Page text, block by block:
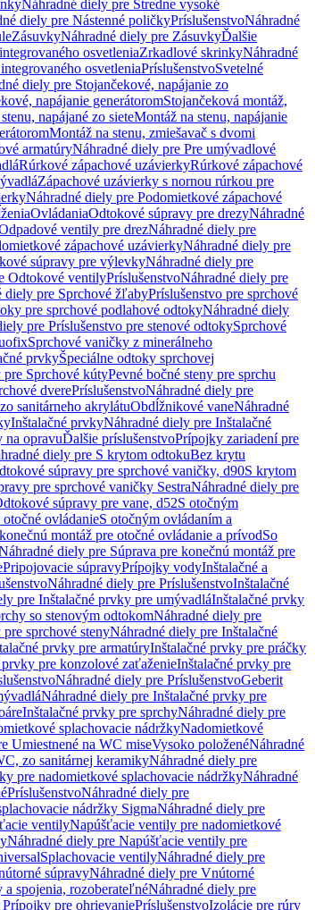
Náhradné diely pre Stredne vysoké
diely pre Nástenné poličkyPríslušenstvoNáhradné
ZásuvkyNáhradné diely pre ZásuvkyĎalšie
osvetleniaZrkadlové skrinkyNáhradné
osvetleniaPríslušenstvoSvetelné
diely pre Stojančekové, napájanie zo
napájanie generátoromStojančeková montáž,
napájané zo sieteMontáž na stenu, napájanie
Montáž na stenu, zmiešavač s dvomi
armatúryNáhradné diely pre Pre umývadlové
Rúrkové zápachové uzávierkyRúrkové zápachové
Zápachové uzávierky s nornou rúrkou pre
Náhradné diely pre Podomietkové zápachové
OvládaniaOdtokové súpravy pre drezyNáhradné
ventily pre drezNáhradné diely pre
zápachové uzávierkyNáhradné diely pre
súpravy pre výlevkyNáhradné diely pre
Odtokové ventilyPríslušenstvoNáhradné diely pre
diely pre Sprchové žľabyPríslušenstvo pre sprchové
pre sprchové podlahové odtokyNáhradné diely
pre Príslušenstvo pre stenové odtokySprchové
Sprchové vaničky z minerálneho
prvkyŠpeciálne odtoky sprchovej
Sprchové kútyPevné bočné steny pre sprchu
dverePríslušenstvoNáhradné diely pre
sanitárneho akrylátuObdĺžnikové vaneNáhradné
Inštalačné prvkyNáhradné diely pre Inštalačné
na opravuĎalšie príslušenstvoPrípojky zariadení pre
diely pre S krytom odtokuBez krytu
súpravy pre sprchové vaničky, d90S krytom
pre sprchové vaničky SestraNáhradné diely pre
súpravy pre vane, d52S otočným
ovládanieS otočným ovládaním a
montáž pre otočné ovládanie a prívodSo
diely pre Súprava pre konečnú montáž pre
Pripojovacie súpravyPrípojky vodyInštalačné a
Náhradné diely pre PríslušenstvoInštalačné
pre Inštalačné prvky pre umývadláInštalačné prvky
so stenovým odtokomNáhradné diely pre
sprchové stenyNáhradné diely pre Inštalačné
prvky pre armatúryInštalačné prvky pre práčky
pre konzolové zaťaženieInštalačné prvky pre
Náhradné diely pre PríslušenstvoGeberit
Náhradné diely pre Inštalačné prvky pre
Inštalačné prvky pre sprchyNáhradné diely pre
splachovacie nádržkyNadomietkové
Umiestnené na WC miseVysoko položenéNáhradné
zo sanitárnej keramikyNáhradné diely pre
pre nadomietkové splachovacie nádržkyNáhradné
PríslušenstvoNáhradné diely pre
nádržky SigmaNáhradné diely pre
ventilyNapúšťacie ventily pre nadomietkové
Náhradné diely pre Napúšťacie ventily pre
Splachovacie ventilyNáhradné diely pre
súpravyNáhradné diely pre Vnútorné
a spojenia, rozoberateľnéNáhradné diely pre
pre ohrievaniePríslušenstvoIzolácie pre rúry